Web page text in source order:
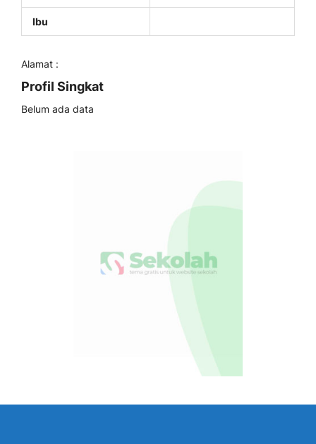
Ibu
Alamat :
Profil Singkat
Belum ada data